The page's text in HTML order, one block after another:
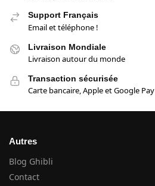
Support Français
Email et téléphone !
Livraison Mondiale
Livraison autour du monde
Transaction sécurisée
Carte bancaire, Apple et Google Pay
Autres
Blog Ghibli
Contact